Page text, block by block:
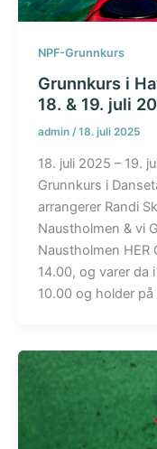
NPF-Grunnkurs
Grunnkurs i
18. & 19. juli
admin /18. juli 2025
18. juli 2025 – 19.
Grunnkurs i
arrangerer Randi
Naustholmen & vi
Naustholmen HER
14.00, og varer da
10.00 og holder